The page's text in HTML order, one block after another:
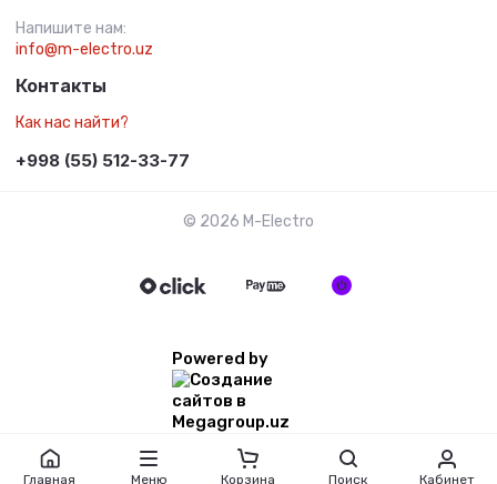
Напишите нам:
info@m-electro.uz
Контакты
Как нас найти?
+998 (55) 512-33-77
© 2026 M-Electro
Powered by
Главная Меню Корзина Поиск Кабинет